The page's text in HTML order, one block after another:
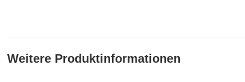
Weitere Produktinformationen